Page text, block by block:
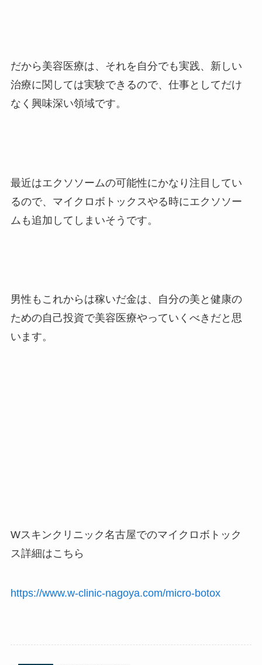
だから美容医療は、それを自分でも実践、新しい
治療に関しては実験できるので、仕事としてだけ
なく興味深い領域です。
最近はエクソソームの可能性にかなり注目してい
るので、マイクロボトックスやる時にエクソソー
ムも追加してしまいそうです。
男性もこれからは稼いだ金は、自分の美と健康の
ための自己投資で美容医療やっていくべきだと思
います。
Wスキンクリニック名古屋でのマイクロボトック
ス詳細はこちら
https://www.w-clinic-nagoya.com/micro-botox